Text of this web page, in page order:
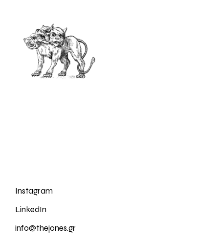
Instagram
LinkedIn
info@thejones.gr